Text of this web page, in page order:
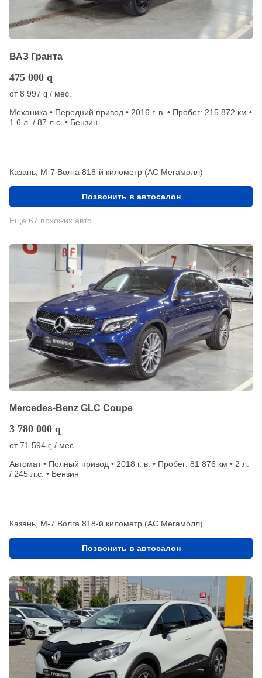
ВАЗ Гранта
475 000 q
от8 997 q / мес.
Механика • Передний привод • 2016 г. в. • Пробег: 215 872 км •
1.6 л. / 87 л.с. • Бензин
Казань, М-7 Волга 818-й километр (АС Мегамолл)
Позвонить в автосалон
Еще 67 похожих авто
Mercedes-Benz GLC Coupe
3 780 000 q
от71 594 q / мес.
Автомат • Полный привод • 2018 г. в. • Пробег: 81 876 км • 2 л.
/ 245 л.с. • Бензин
Казань, М-7 Волга 818-й километр (АС Мегамолл)
Позвонить в автосалон